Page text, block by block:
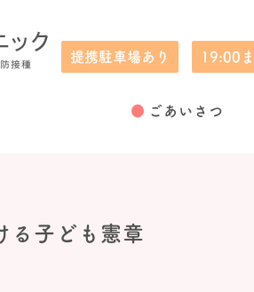
提携駐車場あり 19:00
ごあいさつ
る子ども憲章